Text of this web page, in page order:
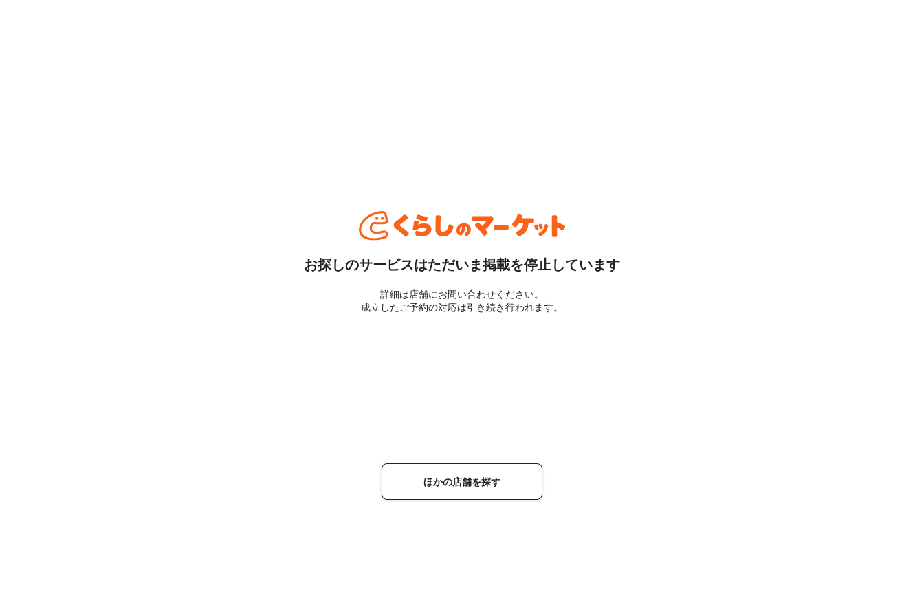
お探しのサービスはただいま掲載を停止しています
詳細は店舗にお問い合わせください。
成立したご予約の対応は引き続き行われます。
ほかの店舗を探す